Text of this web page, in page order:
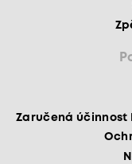
Zaručená účinnost